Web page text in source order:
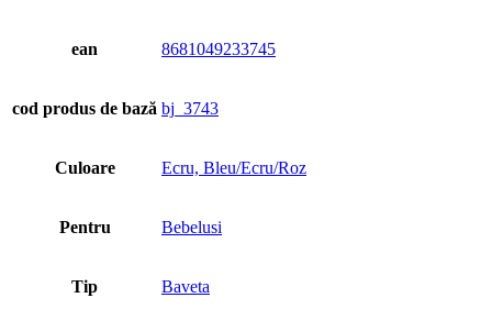
ean 8681049233745
cod produs de bază bj_3743
Culoare Ecru, Bleu/Ecru/Roz
Pentru Bebelusi
Tip Baveta